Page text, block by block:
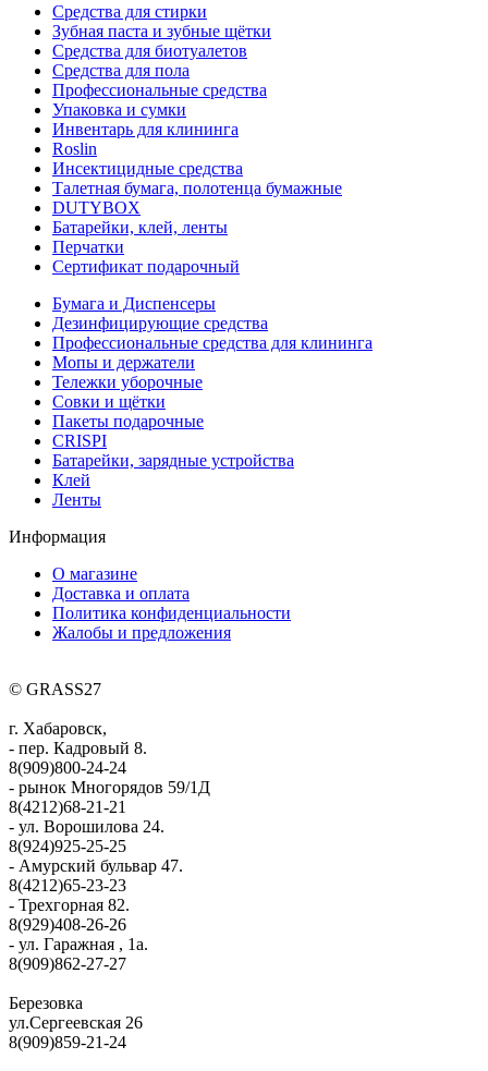
Средства для стирки
Зубная паста и зубные щётки
Средства для биотуалетов
Средства для пола
Профессиональные средства
Упаковка и сумки
Инвентарь для клининга
Roslin
Инсектицидные средства
Талетная бумага, полотенца бумажные
DUTYBOX
Батарейки, клей, ленты
Перчатки
Сертификат подарочный
Бумага и Диспенсеры
Дезинфицирующие средства
Профессиональные средства для клининга
Мопы и держатели
Тележки уборочные
Совки и щётки
Пакеты подарочные
CRISPI
Батарейки, зарядные устройства
Клей
Ленты
Информация
О магазине
Доставка и оплата
Политика конфиденциальности
Жалобы и предложения
© GRASS27
г. Хабаровск,
- пер. Кадровый 8.
8(909)800-24-24
- рынок Многорядов 59/1Д
8(4212)68-21-21
- ул. Ворошилова 24.
8(924)925-25-25
- Амурский бульвар 47.
8(4212)65-23-23
- Трехгорная 82.
8(929)408-26-26
- ул. Гаражная , 1а.
8(909)862-27-27
Березовка
ул.Сергеевская 26
8(909)859-21-24